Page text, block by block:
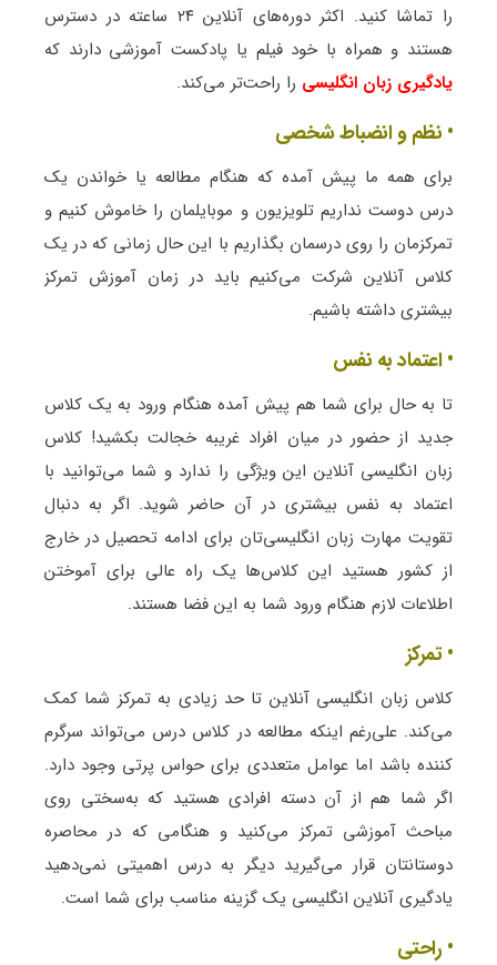
را تماشا کنید. اکثر دوره‌های آنلاین ۲۴ ساعته در دسترس
هستند و همراه با خود فیلم یا پادکست آموزشی دارند که
یادگیری زبان انگلیسی را راحت‌تر می‌کند.
• نظم و انضباط شخصی
برای همه ما پیش آمده که هنگام مطالعه یا خواندن یک
درس دوست نداریم تلویزیون و موبایلمان را خاموش کنیم و
تمرکزمان را روی درسمان بگذاریم با این حال زمانی که در یک
کلاس آنلاین شرکت می‌کنیم باید در زمان آموزش تمرکز
بیشتری داشته باشیم.
• اعتماد به نفس
تا به حال برای شما هم پیش آمده هنگام ورود به یک کلاس
جدید از حضور در میان افراد غریبه خجالت بکشید! کلاس
زبان انگلیسی آنلاین این ویژگی را ندارد و شما می‌توانید با
اعتماد به نفس بیشتری در آن حاضر شوید. اگر به دنبال
تقویت مهارت زبان انگلیسی‌تان برای ادامه تحصیل در خارج
از کشور هستید این کلاس‌ها یک راه عالی برای آموختن
اطلاعات لازم هنگام ورود شما به این فضا هستند.
• تمرکز
کلاس زبان انگلیسی آنلاین تا حد زیادی به تمرکز شما کمک
می‌کند. علی‌رغم اینکه مطالعه در کلاس درس می‌تواند سرگرم
کننده باشد اما عوامل متعددی برای حواس پرتی وجود دارد.
اگر شما هم از آن دسته افرادی هستید که به‌سختی روی
مباحث آموزشی تمرکز می‌کنید و هنگامی که در محاصره
دوستانتان قرار می‌گیرید دیگر به درس اهمیتی نمی‌دهید
یادگیری آنلاین انگلیسی یک گزینه مناسب برای شما است.
• راحتی